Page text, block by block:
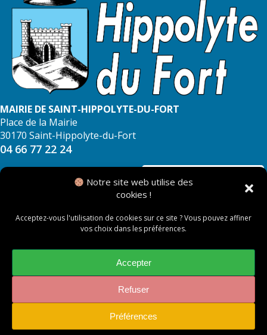
Notre site web utilise des
cookies !
Acceptez-vous l'utilisation de cookies sur ce site ? Vous pouvez affiner
vos choix dans les préférences.
Accepter
Refuser
Préférences
MAIRIE DE SAINT-HIPPOLYTE-DU-FORT
Place de la Mairie
30170 Saint-Hippolyte-du-Fort
04 66 77 22 24
NOUS CONTACTER
Mentions légales
Politique des cookies